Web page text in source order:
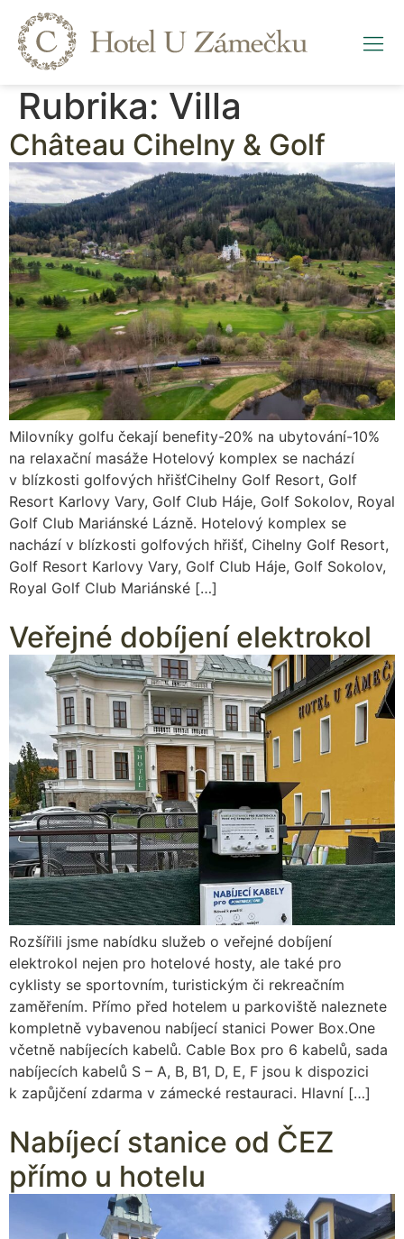
Rubrika: Villa
Château Cihelny & Golf
Milovníky golfu čekají benefity-20% na ubytování-10%
na relaxační masáže Hotelový komplex se nachází
v blízkosti golfových hřišťCihelny Golf Resort, Golf
Resort Karlovy Vary, Golf Club Háje, Golf Sokolov, Royal
Golf Club Mariánské Lázně. Hotelový komplex se
nachází v blízkosti golfových hřišť, Cihelny Golf Resort,
Golf Resort Karlovy Vary, Golf Club Háje, Golf Sokolov,
Royal Golf Club Mariánské […]
Veřejné dobíjení elektrokol
Rozšířili jsme nabídku služeb o veřejné dobíjení
elektrokol nejen pro hotelové hosty, ale také pro
cyklisty se sportovním, turistickým či rekreačním
zaměřením. Přímo před hotelem u parkoviště naleznete
kompletně vybavenou nabíjecí stanici Power Box.One
včetně nabíjecích kabelů. Cable Box pro 6 kabelů, sada
nabíjecích kabelů S – A, B, B1, D, E, F jsou k dispozici
k zapůjčení zdarma v zámecké restauraci. Hlavní […]
Nabíjecí stanice od ČEZ
přímo u hotelu